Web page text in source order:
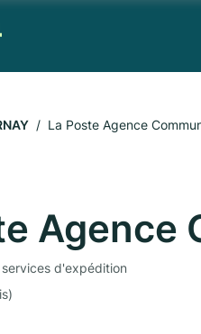
La Poste Agence
Agence
d'expédition